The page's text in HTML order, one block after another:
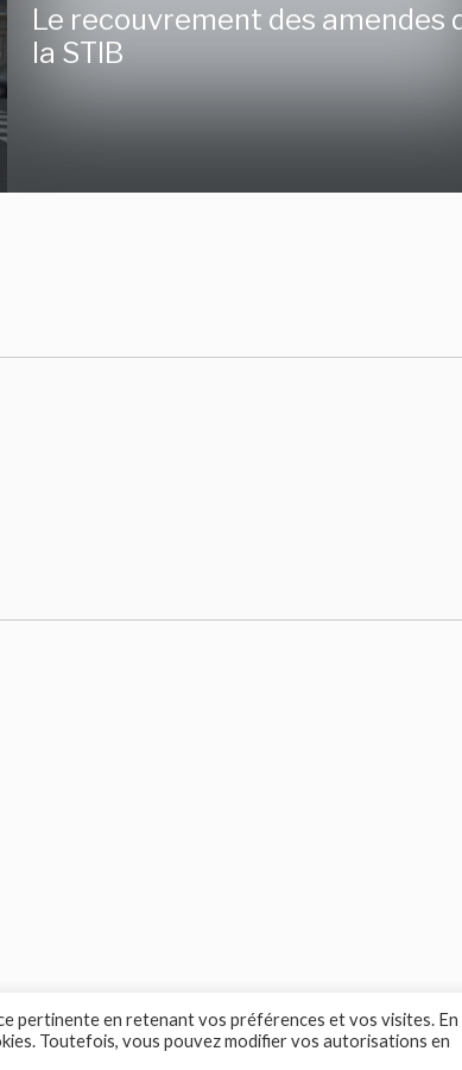
Le recouvrement des amendes
la STIB
© 2026 Marc Loewenstein - Tous droits réservés.
pertinente en retenant vos préférences et vos visites. En
Toutefois, vous pouvez modifier vos autorisations en